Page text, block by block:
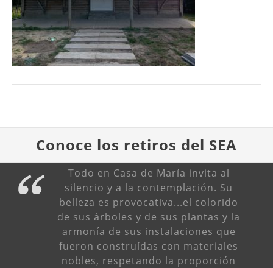
Conoce los retiros del SEA
Todo en Casa de María invita al
silencio y a la contemplación. Su
belleza es provocativa...el colorido
de sus árboles y de sus plantas y la
armonía de sus instalaciones que
fueron construídas con materiales
nobles, respetando la proporción